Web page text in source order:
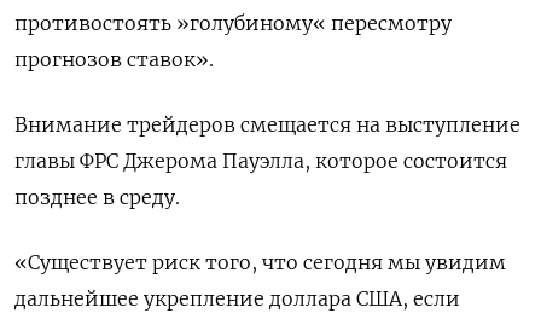
противостоять »голубиному« пересмотру
прогнозов ставок».
Внимание трейдеров смещается на выступление
главы ФРС Джерома Пауэлла, которое состоится
позднее в среду.
«Существует риск того, что сегодня мы увидим
дальнейшее укрепление доллара США, если